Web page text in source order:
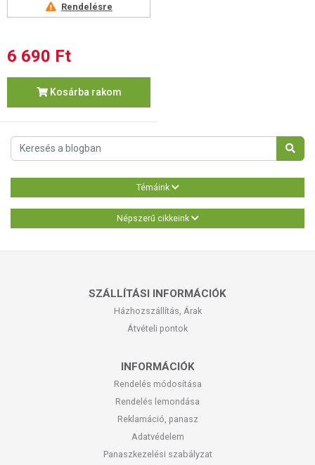
Rendelésre
6 690 Ft
Kosárba rakom
Témáink
Népszerű cikkeink
SZÁLLÍTÁSI INFORMÁCIÓK
Házhozszállítás, Árak
Átvételi pontok
INFORMÁCIÓK
Rendelés módosítása
Rendelés lemondása
Reklamáció, panasz
Adatvédelem
Panaszkezelési szabályzat